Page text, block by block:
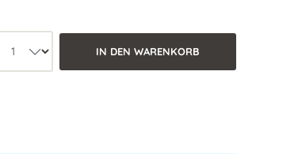
Produkt Anzahl: Wähle die
IN DEN WARENKORB